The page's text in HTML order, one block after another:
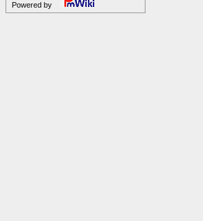
Powered by